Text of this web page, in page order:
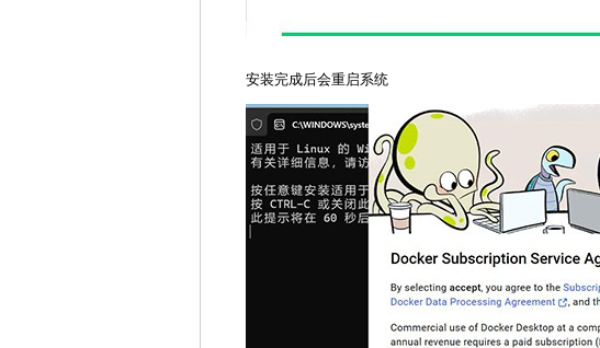
安装完成后会重启系统